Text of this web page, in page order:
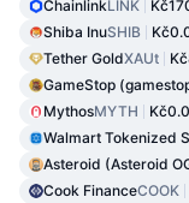
ChainlinkLINK
Shiba InuSHIB
Tether GoldXAUt
GameStop
MythosMYTH
Walmart Tokenized
Asteroid (Asteroid
Cook FinanceCOOK